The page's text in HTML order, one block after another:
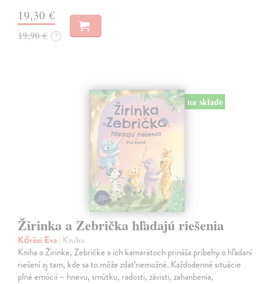
19,30 €
19,90 € ?
na sklade
Žirinka a Zebrička hľadajú riešenia
Kőrösi Eva| Kniha
Kniha o Žirinke, Zebričke a ich kamarátoch prináša príbehy o hľadaní
riešení aj tam, kde sa to môže zdať nemožné. Každodenné situácie
plné emócií – hnevu, smútku, radosti, závisti, zahanbenia,